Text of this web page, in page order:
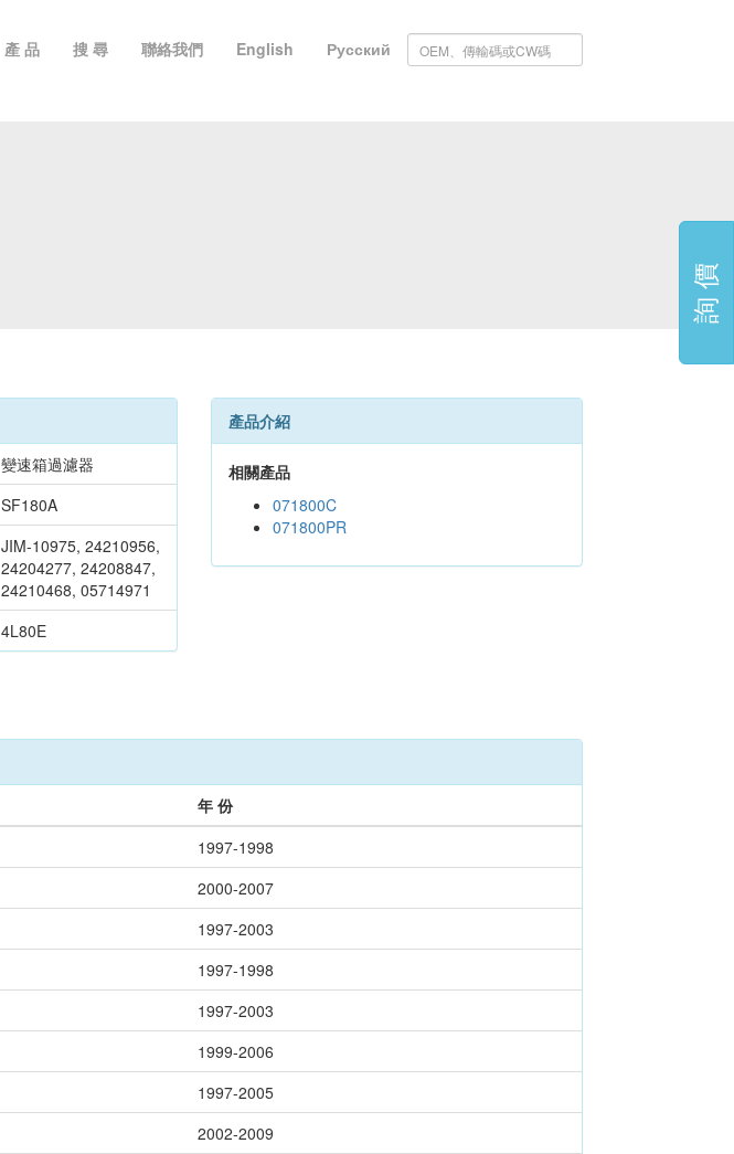
產 品 搜 尋 聯絡我們 English Русский
詢 價
變速箱過濾器
SF180A
JIM-10975, 24210956,
24204277, 24208847,
24210468, 05714971
4L80E
產品介紹
相關產品
071800C
071800PR
年 份
1997-1998
2000-2007
1997-2003
1997-1998
1997-2003
1999-2006
1997-2005
2002-2009